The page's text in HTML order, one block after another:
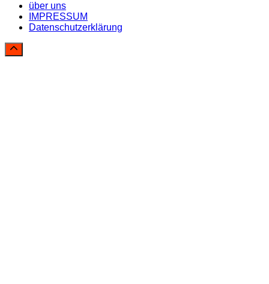
über uns
IMPRESSUM
Datenschutzerklärung